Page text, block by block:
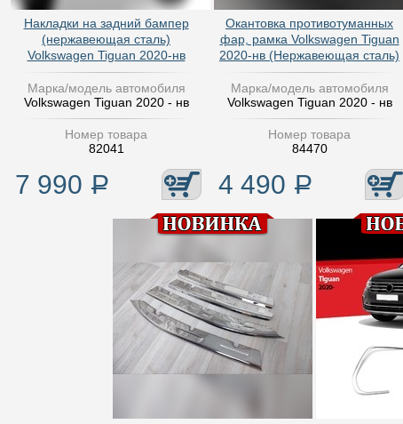
Накладки на задний бампер
(нержавеющая сталь)
Volkswagen Tiguan 2020-нв
Марка/модель автомобиля
Volkswagen Tiguan 2020 - нв
Номер товара
82041
7 990 Р
Окантовка противотуманных
фар, рамка Volkswagen Tiguan
2020-нв (Нержавеющая сталь)
Марка/модель автомобиля
Volkswagen Tiguan 2020 - нв
Номер товара
84470
4 490 Р